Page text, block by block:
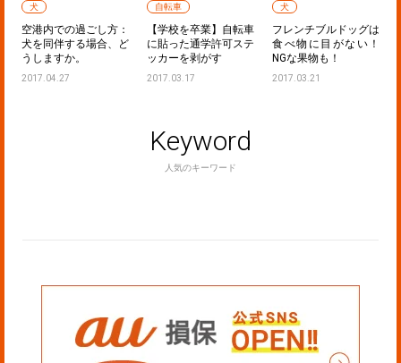
犬
空港内での過ごし方：
犬を同伴する場合、ど
うしますか。
2017.04.27
自転車
【学校を卒業】自転車
に貼った通学許可ステ
ッカーを剥がす
2017.03.17
犬
フレンチブルドッグは
食べ物に目がない！
NGな果物も！
2017.03.21
Keyword
人気のキーワード